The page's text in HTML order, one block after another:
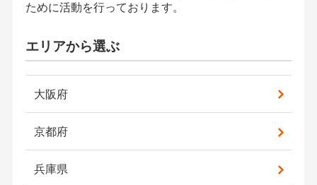
ために活動を行っております。
エリアから選ぶ
大阪府
京都府
兵庫県